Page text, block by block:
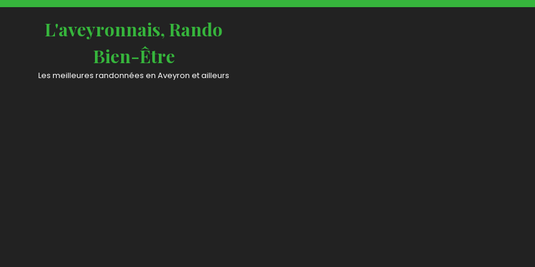
L'aveyronnais, Rando
Bien-Être
Les meilleures randonnées en Aveyron et ailleurs